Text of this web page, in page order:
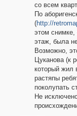
со всем
По
(http://
этом снимке,
этаж, была
Возможно,
Цуканова (к
который жил
растяпы
поколупать
Не